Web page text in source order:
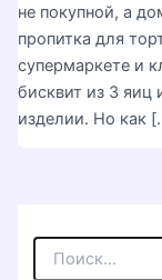
не покупной, а
пропитка для
супермаркете и
бисквит из 3 яиц
изделии. Но как
П